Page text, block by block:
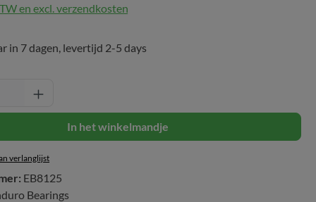
en excl. verzendkosten
in 7 dagen, levertijd 2-5 days
Voer de gewenste
In het winkelmandje
verlanglijst
EB8125
Bearings